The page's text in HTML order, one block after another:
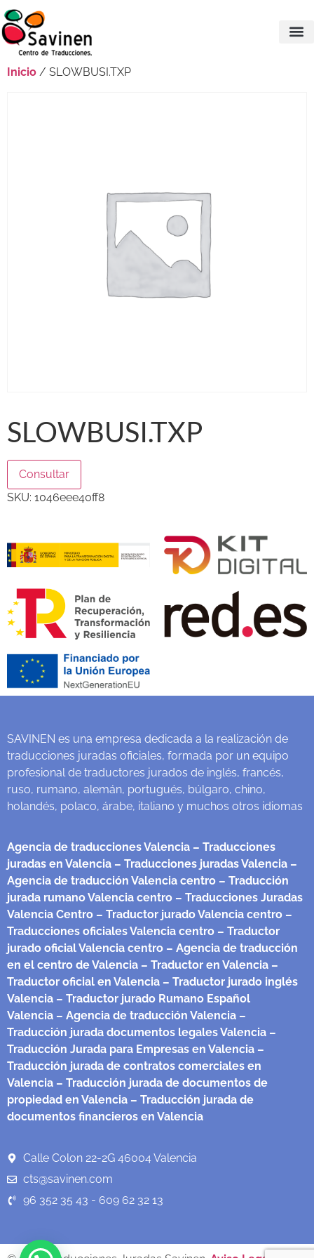
Inicio / SLOWBUSI.TXP
SLOWBUSI.TXP
Consultar
SKU: 1046eee40ff8
SAVINEN es una empresa dedicada a la realización de
traducciones juradas oficiales, formada por un equipo
profesional de traductores jurados de inglés, francés,
ruso, rumano, alemán, portugués, búlgaro, chino,
holandés, polaco, árabe, italiano y muchos otros idiomas
Agencia de traducciones Valencia – Traducciones
juradas en Valencia – Traducciones juradas Valencia –
Agencia de traducción Valencia centro – Traducción
jurada rumano Valencia centro – Traducciones Juradas
Valencia Centro – Traductor jurado Valencia centro –
Traducciones oficiales Valencia centro – Traductor
jurado oficial Valencia centro – Agencia de traducción
en el centro de Valencia – Traductor en Valencia –
Traductor oficial en Valencia – Traductor jurado inglés
Valencia – Traductor jurado Rumano Español
Valencia – Agencia de traducción Valencia –
Traducción jurada documentos legales Valencia –
Traducción Jurada para Empresas en Valencia –
Traducción jurada de contratos comerciales en
Valencia – Traducción jurada de documentos de
propiedad en Valencia – Traducción jurada de
documentos financieros en Valencia
Calle Colon 22-2G 46004 Valencia
cts@savinen.com
96 352 35 43 - 609 62 32 13